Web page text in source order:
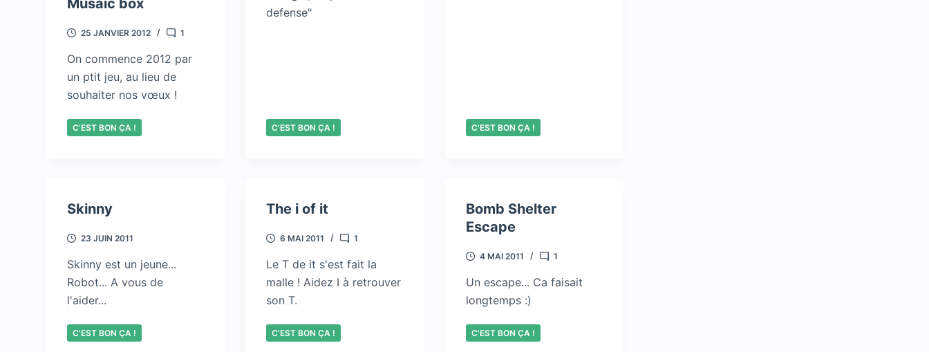
Musaic box
25 JANVIER 2012 1
On commence 2012 par
un ptit jeu, au lieu de
souhaiter nos vœux !
C'EST BON ÇA !
defense"
C'EST BON ÇA ! C'EST BON ÇA !
Skinny
23 JUIN 2011
Skinny est un jeune...
Robot... A vous de
l'aider...
C'EST BON ÇA !
The i of it
6 MAI 2011 1
Le T de it s'est fait la
malle ! Aidez I à retrouver
son T.
C'EST BON ÇA !
Bomb Shelter
Escape
4 MAI 2011 1
Un escape... Ca faisait
longtemps :)
C'EST BON ÇA !